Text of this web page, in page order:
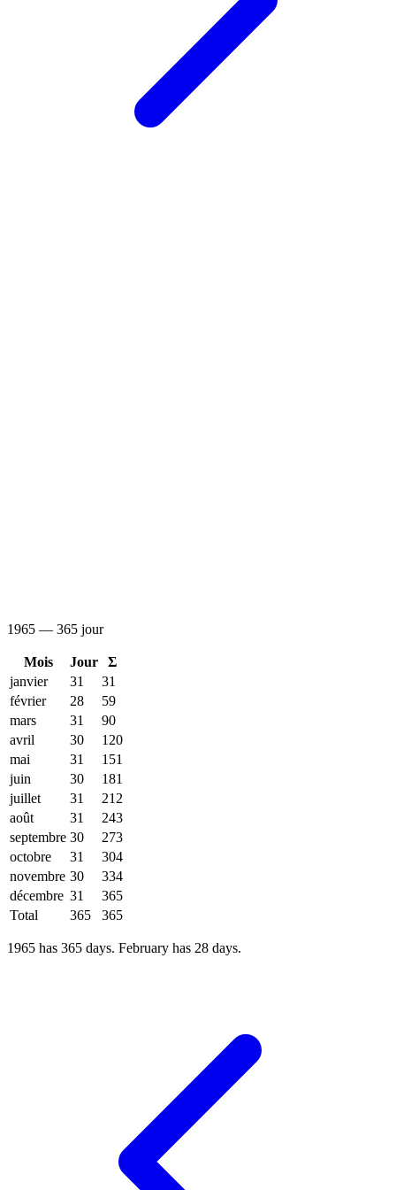
1965 — 365 jour
Mois Jour
Σ
janvier
31
31
février
28
59
mars
31
90
avril
30
120
mai
31
151
juin
30
181
juillet
31
212
août
31
243
septembre 30
273
octobre
31
304
novembre 30
334
décembre 31
365
Total
365 365
1965 has 365 days. February has 28 days.